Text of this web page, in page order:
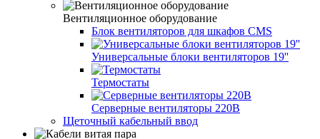
Вентиляционное оборудование
Блок вентиляторов для шкафов CMS
Универсальные блоки вентиляторов 19''
Термостаты
Серверные вентиляторы 220В
Щеточный кабельный ввод